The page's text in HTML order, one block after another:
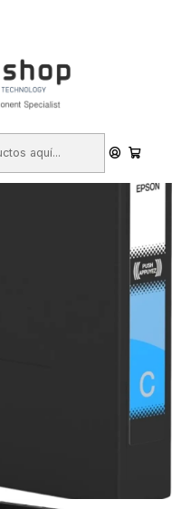
jet)
Original - C13T13X240